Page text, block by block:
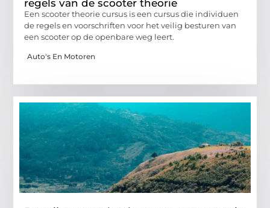
regels van de scooter theorie
Een scooter theorie cursus is een cursus die individuen
de regels en voorschriften voor het veilig besturen van
een scooter op de openbare weg leert.
Auto's En Motoren